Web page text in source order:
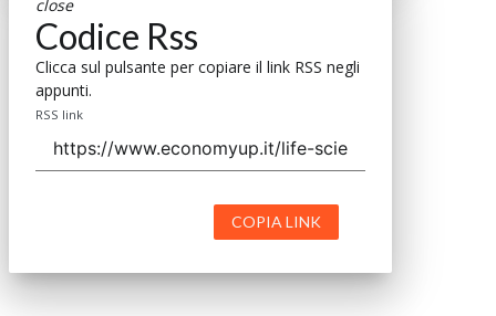
close
Codice Rss
Clicca sul pulsante per copiare il link RSS negli
appunti.
RSS link
COPIA LINK